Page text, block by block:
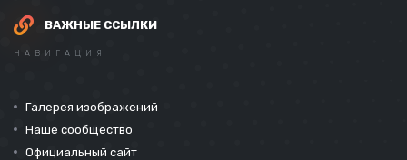
ВАЖНЫЕ ССЫЛКИ
НАВИГАЦИЯ
Галерея изображений
Наше сообщество
Официальный сайт